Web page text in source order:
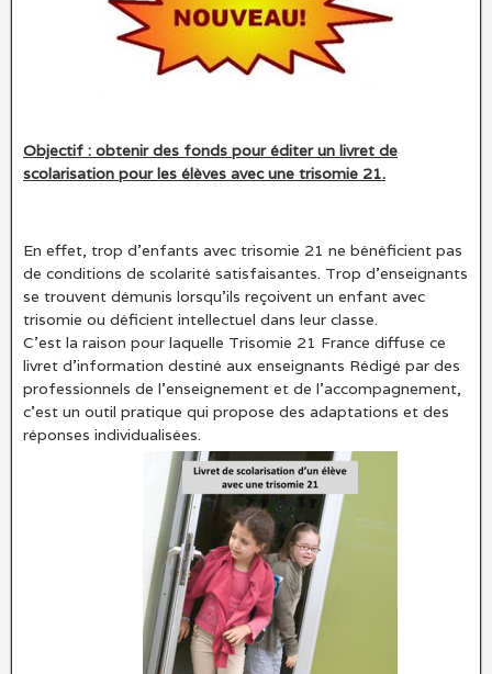
Objectif : obtenir des fonds pour éditer un livret de
scolarisation pour les élèves avec une trisomie 21.
En effet, trop d’enfants avec trisomie 21 ne bénéficient pas
de conditions de scolarité satisfaisantes. Trop d’enseignants
se trouvent démunis lorsqu’ils reçoivent un enfant avec
trisomie ou déficient intellectuel dans leur classe.
C’est la raison pour laquelle Trisomie 21 France diffuse ce
livret d’information destiné aux enseignants Rédigé par des
professionnels de l’enseignement et de l’accompagnement,
c’est un outil pratique qui propose des adaptations et des
réponses individualisées.